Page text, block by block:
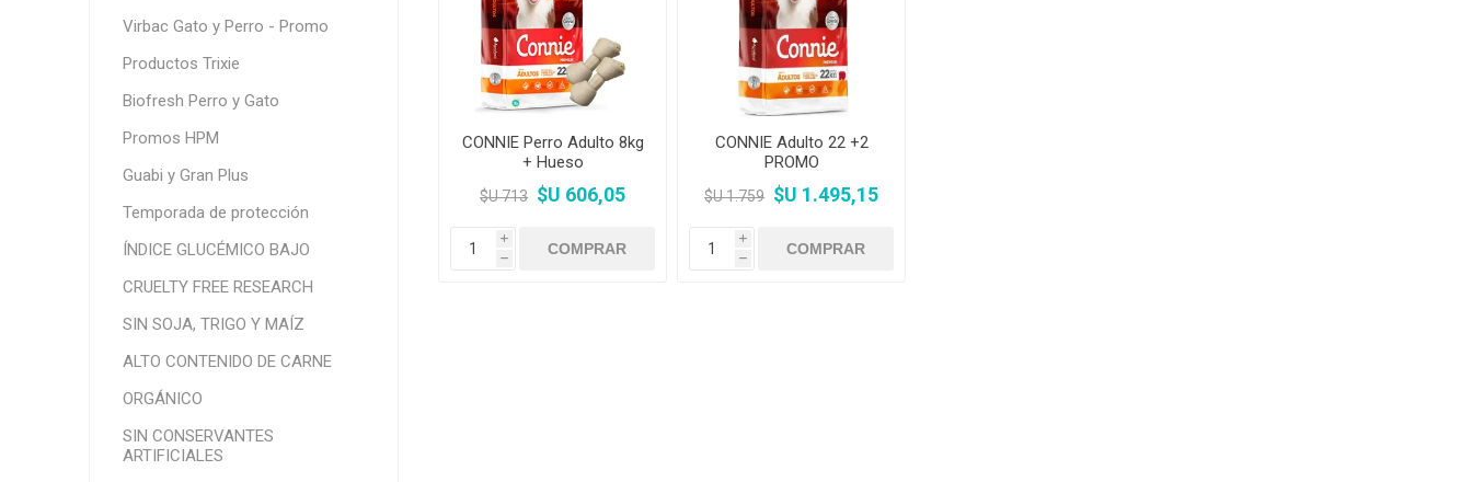
CONNIE Perro Adulto 8kg
+ Hueso
$U 713 $U 606,05
i
h
CONNIE Adulto 22 +2
PROMO
$U 1.759 $U 1.495,15
i
h
Virbac Gato y Perro - Promo
Productos Trixie
Biofresh Perro y Gato
Promos HPM
Guabi y Gran Plus
Temporada de protección
ÍNDICE GLUCÉMICO BAJO
CRUELTY FREE RESEARCH
SIN SOJA, TRIGO Y MAÍZ
ALTO CONTENIDO DE CARNE
ORGÁNICO
SIN CONSERVANTES
ARTIFICIALES